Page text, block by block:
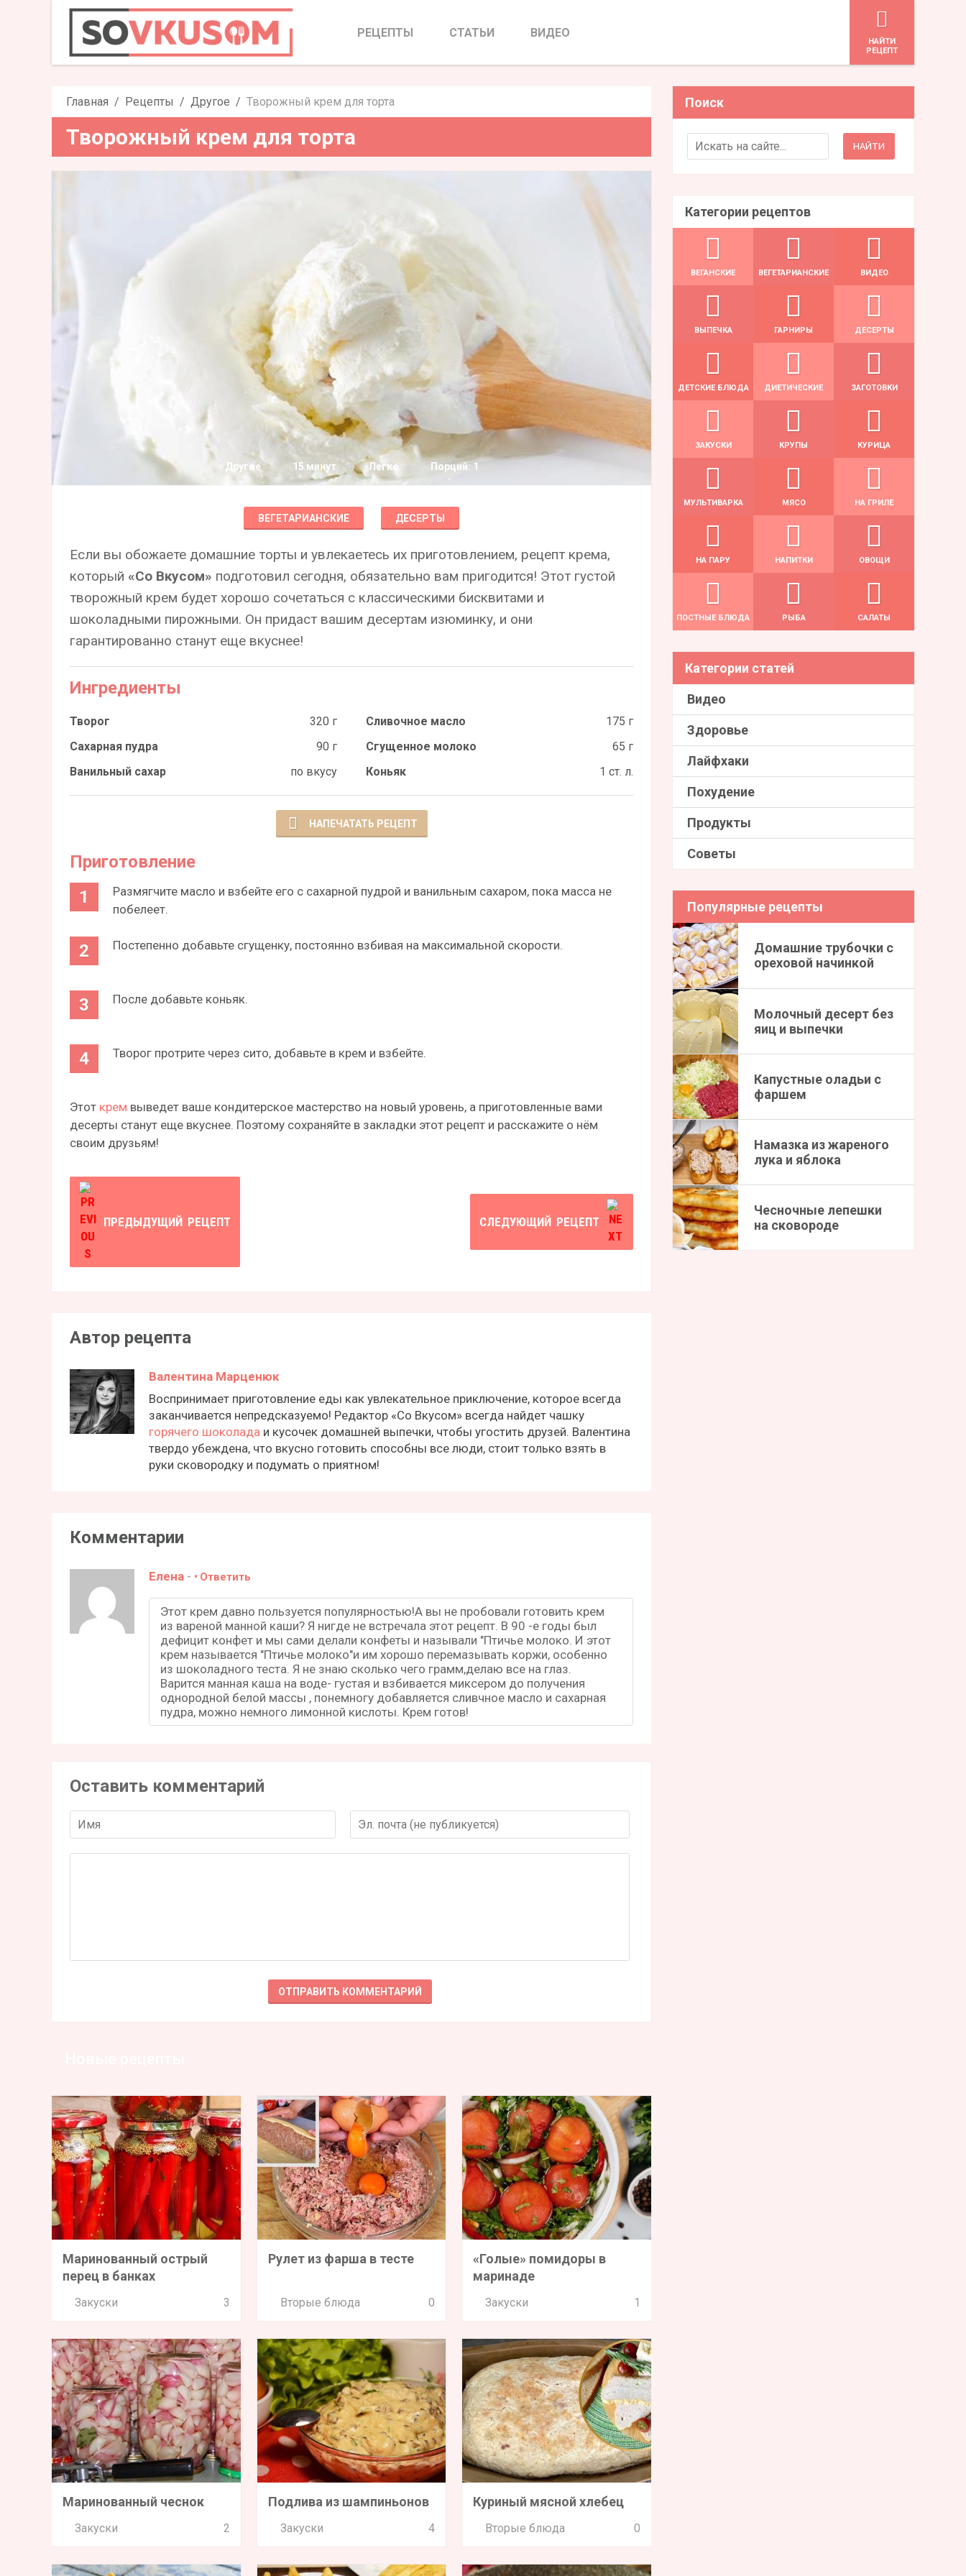
Творожный крем для торта
РЕЦЕПТЫ СТАТЬИ ВИДЕО
HАЙТИ
РЕЦЕПТ
Главная Рецепты Другое Творожный крем для торта
Творожный крем для торта
Другое 15 минут Легко Порций: 1
ВЕГЕТАРИАНСКИЕ ДЕСЕРТЫ
Если вы обожаете домашние торты и увлекаетесь их приготовлением, рецепт крема,
который «Со Вкусом» подготовил сегодня, обязательно вам пригодится! Этот густой
творожный крем будет хорошо сочетаться с классическими бисквитами и
шоколадными пирожными. Он придаст вашим десертам изюминку, и они
гарантированно станут еще вкуснее!
Ингредиенты
Творог 320 г Сливочное масло
175 г
Сахарная пудра
90 г Сгущенное молоко
65 г
Ванильный сахар
по вкусу Коньяк 1 ст. л.
НАПЕЧАТАТЬ РЕЦЕПТ
Приготовление
Размягчите масло и взбейте его с сахарной пудрой и ванильным сахаром, пока масса не
побелеет.
Постепенно добавьте сгущенку, постоянно взбивая на максимальной скорости.
После добавьте коньяк.
Творог протрите через сито, добавьте в крем и взбейте.
Этот крем выведет ваше кондитерское мастерство на новый уровень, а приготовленные вами
десерты станут еще вкуснее. Поэтому сохраняйте в закладки этот рецепт и расскажите о нём
своим друзьям!
ПРЕДЫДУЩИЙ РЕЦЕПТ СЛЕДУЮЩИЙ РЕЦЕПТ
Автор рецепта
Валентина Марценюк
Воспринимает приготовление еды как увлекательное приключение, которое всегда
заканчивается непредсказуемо! Редактор «Со Вкусом» всегда найдет чашку
горячего шоколада и кусочек домашней выпечки, чтобы угостить друзей. Валентина
твердо убеждена, что вкусно готовить способны все люди, стоит только взять в
руки сковородку и подумать о приятном!
Комментарии
Елена - Ответить
Этот крем давно пользуется популярностью!А вы не пробовали готовить крем
из вареной манной каши? Я нигде не встречала этот рецепт. В 90 -е годы был
дефицит конфет и мы сами делали конфеты и называли "Птичье молоко. И этот
крем называется "Птичье молоко"и им хорошо перемазывать коржи, особенно
из шоколадного теста. Я не знаю сколько чего грамм,делаю все на глаз.
Варится манная каша на воде- густая и взбивается миксером до получения
однородной белой массы , понемногу добавляется сливчное масло и сахарная
пудра, можно немного лимонной кислоты. Крем готов!
Оставить комментарий
Маринованный острый
перец в банках
Закуски 3
Рулет из фарша в тесте
Вторые блюда 0
«Голые» помидоры в
маринаде
Закуски 1
Маринованный чеснок
Закуски 2
Подлива из шампиньонов
Закуски 4
Куриный мясной хлебец
Вторые блюда 0
Поиск
Search for:
Категории рецептов
ВЕГАНСКИЕ ВЕГЕТАРИАНСКИЕ ВИДЕО
ВЫПЕЧКА ГАРНИРЫ ДЕСЕРТЫ
ДЕТСКИЕ БЛЮДА ДИЕТИЧЕСКИЕ ЗАГОТОВКИ
ЗАКУСКИ КРУПЫ КУРИЦА
МУЛЬТИВАРКА МЯСО НА ГРИЛЕ
НА ПАРУ НАПИТКИ ОВОЩИ
ПОСТНЫЕ БЛЮДА РЫБА САЛАТЫ
Категории статей
Видео
Здоровье
Лайфхаки
Похудение
Продукты
Советы
Популярные рецепты
Домашние трубочки с
ореховой начинкой
Молочный десерт без
яиц и выпечки
Капустные оладьи с
фаршем
Намазка из жареного
лука и яблока
Чесночные лепешки
на сковороде